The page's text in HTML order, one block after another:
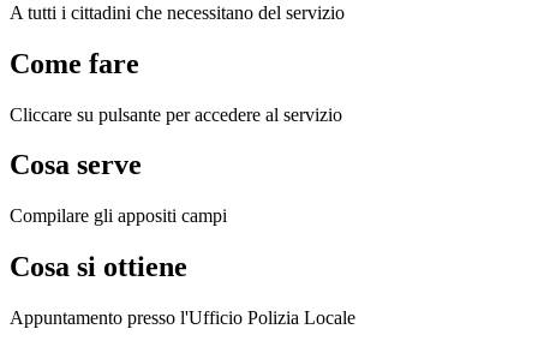
A tutti i cittadini che necessitano del servizio
Come fare
Cliccare su pulsante per accedere al servizio
Cosa serve
Compilare gli appositi campi
Cosa si ottiene
Appuntamento presso l'Ufficio Polizia Locale